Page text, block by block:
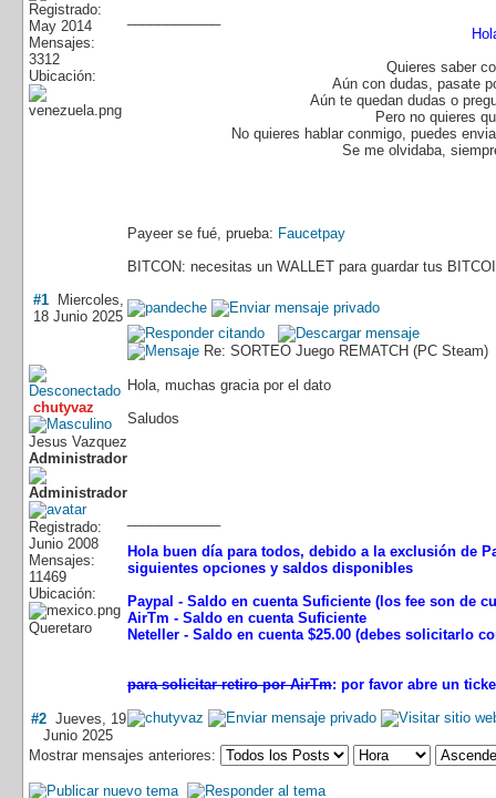
Registrado:
May 2014
Mensajes:
3312
Ubicación:
Quieres saber
Aún con dudas, pasate
Aún te quedan dudas o
Pero no quieres
No quieres hablar conmigo, puedes
Se me olvidaba,
Payeer se fué, prueba: Faucetpay
BITCON: necesitas un WALLET para guardar tus
#1Miercoles,
18 Junio 2025
chutyvaz
Jesus Vazquez
Administrador
Registrado:
Junio 2008
Mensajes:
11469
Ubicación:
Queretaro
Re: SORTEO Juego REMATCH (PC Steam)
Hola, muchas gracia por el dato
Saludos
Hola buen día para todos, debido a la exclusión de
siguientes opciones y saldos disponibles
Paypal - Saldo en cuenta Suficiente (los fee son de
AirTm - Saldo en cuenta Suficiente
Neteller - Saldo en cuenta $25.00 (debes solicitarlo
para solicitar retiro por AirTm: por favor abre un
#2Jueves, 19
Junio 2025
Mostrar mensajes anteriores: